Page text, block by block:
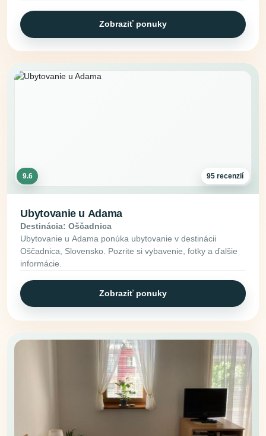
Zobraziť ponuky
9.6 95 recenzií
Ubytovanie u Adama
Destinácia: Oščadnica
Ubytovanie u Adama ponúka ubytovanie v destinácii
Oščadnica, Slovensko. Pozrite si vybavenie, fotky a ďalšie
informácie.
Zobraziť ponuky